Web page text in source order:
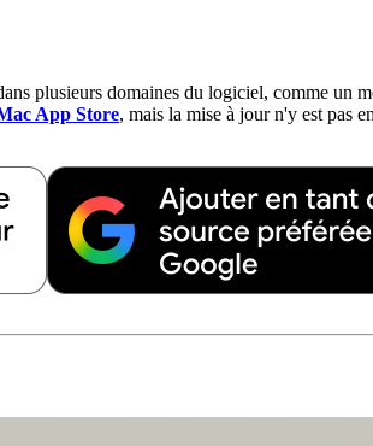
plusieurs domaines du logiciel, comme
App Store, mais la mise à jour n'y est pas